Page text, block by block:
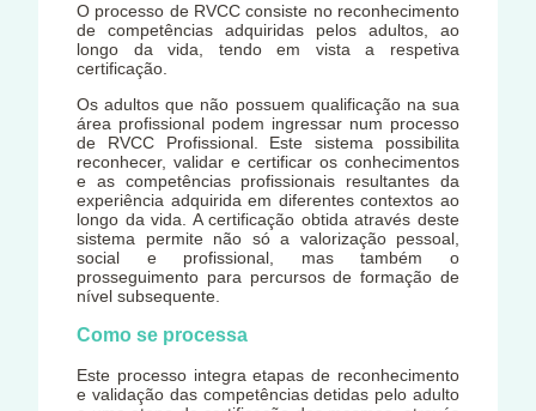
O processo de RVCC consiste no reconhecimento
de competências adquiridas pelos adultos, ao
longo da vida, tendo em vista a respetiva
certificação.
Os adultos que não possuem qualificação na sua
área profissional podem ingressar num processo
de RVCC Profissional. Este sistema possibilita
reconhecer, validar e certificar os conhecimentos
e as competências profissionais resultantes da
experiência adquirida em diferentes contextos ao
longo da vida. A certificação obtida através deste
sistema permite não só a valorização pessoal,
social e profissional, mas também o
prosseguimento para percursos de formação de
nível subsequente.
Como se processa
Este processo integra etapas de reconhecimento
e validação das competências detidas pelo adulto